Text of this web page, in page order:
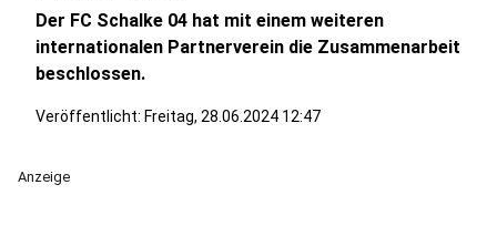
Der FC Schalke 04 hat mit einem weiteren
internationalen Partnerverein die Zusammenarbeit
beschlossen.
Veröffentlicht: Freitag, 28.06.2024 12:47
Anzeige